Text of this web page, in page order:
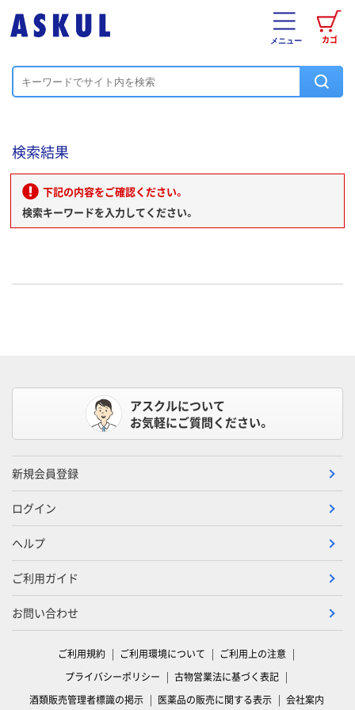
カゴ
メニュー
検索結果
下記の内容をご確認ください。
検索キーワードを入力してください。
アスクルについて
お気軽にご質問ください。
新規会員登録
ログイン
ヘルプ
ご利用ガイド
お問い合わせ
ご利用規約 ご利用環境について
ご利用上の注意
プライバシーポリシー
古物営業法に基づく表記
酒類販売管理者標識の掲示
医薬品の販売に関する表示 会社案内